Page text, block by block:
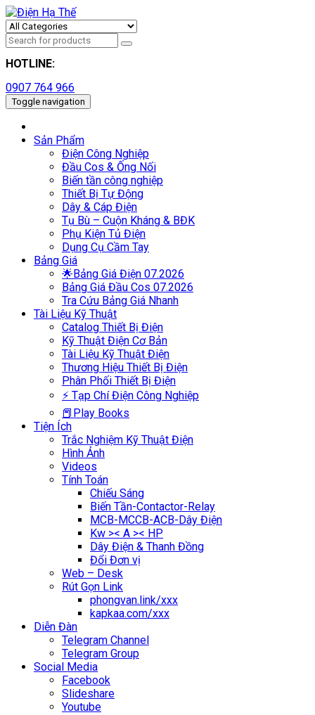
HOTLINE:
0907 764 966
Toggle navigation
Sản Phẩm
Điện Công Nghiệp
Đầu Cos & Ống Nối
Biến tần công nghiệp
Thiết Bị Tự Động
Dây & Cáp Điện
Tụ Bù – Cuộn Kháng & BĐK
Phụ Kiện Tủ Điện
Dụng Cụ Cầm Tay
Bảng Giá
🌟Bảng Giá Điện 07.2026
Bảng Giá Đầu Cos 07.2026
Tra Cứu Bảng Giá Nhanh
Tài Liệu Kỹ Thuật
Catalog Thiết Bị Điện
Kỹ Thuật Điện Cơ Bản
Tài Liệu Kỹ Thuật Điện
Thương Hiệu Thiết Bị Điện
Phân Phối Thiết Bị Điện
⚡ Tạp Chí Điện Công Nghiệp
📕Play Books
Tiện Ích
Trắc Nghiệm Kỹ Thuật Điện
Hình Ảnh
Videos
Tính Toán
Chiếu Sáng
Biến Tần-Contactor-Relay
MCB-MCCB-ACB-Dây Điện
Kw >< A >< HP
Dây Điện & Thanh Đồng
Đổi Đơn vị
Web – Desk
Rút Gọn Link
phongvan.link/xxx
kapkaa.com/xxx
Diễn Đàn
Telegram Channel
Telegram Group
Social Media
Facebook
Slideshare
Youtube